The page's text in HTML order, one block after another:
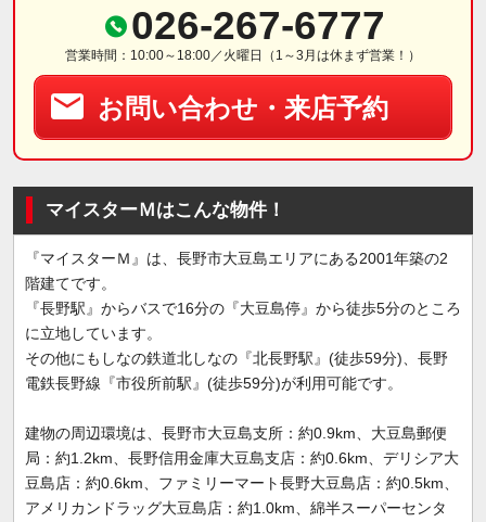
026-267-6777
営業時間：10:00～18:00／火曜日（1～3月は休まず営業！）
お問い合わせ・来店予約
マイスターＭはこんな物件！
『マイスターＭ』は、長野市大豆島エリアにある2001年築の2
階建てです。
『長野駅』からバスで16分の『大豆島停』から徒歩5分のところ
に立地しています。
その他にもしなの鉄道北しなの『北長野駅』(徒歩59分)、長野
電鉄長野線『市役所前駅』(徒歩59分)が利用可能です。
建物の周辺環境は、長野市大豆島支所：約0.9km、大豆島郵便
局：約1.2km、長野信用金庫大豆島支店：約0.6km、デリシア大
豆島店：約0.6km、ファミリーマート長野大豆島店：約0.5km、
アメリカンドラッグ大豆島店：約1.0km、綿半スーパーセンタ